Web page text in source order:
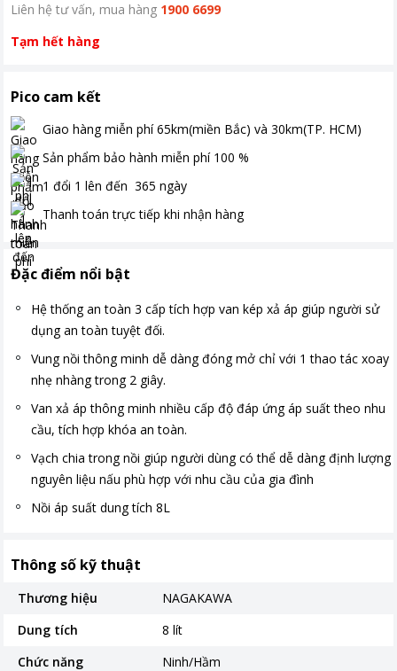
Liên hệ tư vấn, mua hàng 1900 6699
Tạm hết hàng
Pico cam kết
Giao hàng miễn phí 65km(miền Bắc) và 30km(TP. HCM)
Sản phẩm bảo hành miễn phí 100 %
1 đổi 1 lên đến 365 ngày
Thanh toán trực tiếp khi nhận hàng
Đặc điểm nổi bật
Hệ thống an toàn 3 cấp tích hợp van kép xả áp giúp người sử
dụng an toàn tuyệt đối.
Vung nồi thông minh dễ dàng đóng mở chỉ với 1 thao tác xoay
nhẹ nhàng trong 2 giây.
Van xả áp thông minh nhiều cấp độ đáp ứng áp suất theo nhu
cầu, tích hợp khóa an toàn.
Vạch chia trong nồi giúp người dùng có thể dễ dàng định lượng
nguyên liệu nấu phù hợp với nhu cầu của gia đình
Nồi áp suất dung tích 8L
Thông số kỹ thuật
Thương hiệu
NAGAKAWA
Dung tích
8 lít
Chức năng
Ninh/Hầm